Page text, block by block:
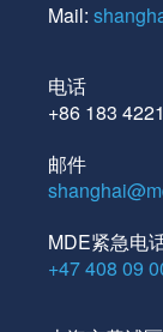
Mail:
电话
+86 183
邮件
MDE紧急电
+47 408 09